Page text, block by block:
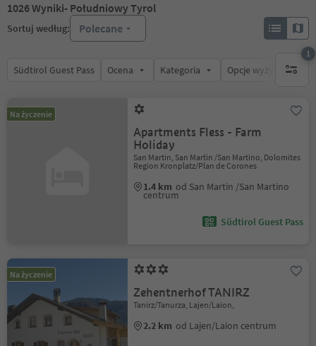
1026Wyniki- Południowy Tyrol
Sortuj według: Polecane
Südtirol Guest Pass Ocena Kategoria Opcje wyżywienia
1
1
Na życzenie
Apartments Fless - Farm
Holiday
San Martin, San Martin /San Martino, Dolomites
Region Kronplatz/Plan de Corones
1.4 km od San Martin /San Martino
centrum
Südtirol Guest Pass
Na życzenie
Zehentnerhof TANIRZ
Tanirz/Tanurza, Lajen/Laion,
2.2 km od Lajen/Laion centrum